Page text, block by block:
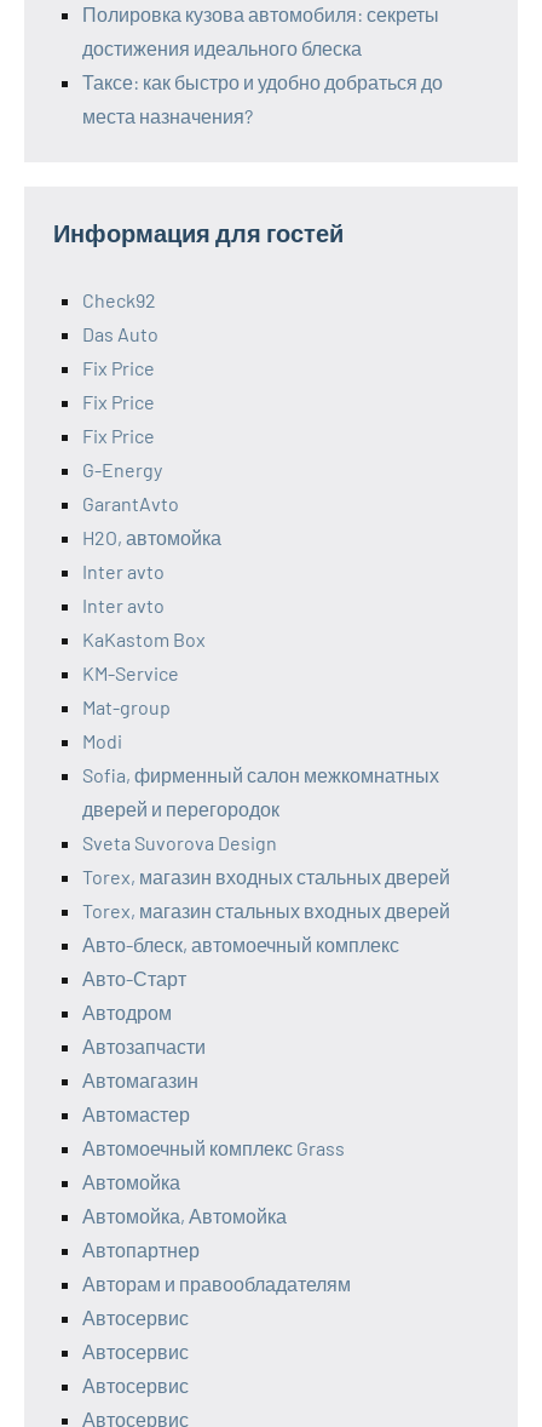
Полировка кузова автомобиля: секреты
достижения идеального блеска
Таксе: как быстро и удобно добраться до
места назначения?
Информация для гостей
Check92
Das Auto
Fix Price
Fix Price
Fix Price
G-Energy
GarantAvto
H2O, автомойка
Inter avto
Inter avto
KaKastom Box
KM-Service
Mat-group
Modi
Sofia, фирменный салон межкомнатных
дверей и перегородок
Sveta Suvorova Design
Torex, магазин входных стальных дверей
Torex, магазин стальных входных дверей
Авто-блеск, автомоечный комплекс
Авто-Старт
Автодром
Автозапчасти
Автомагазин
Автомастер
Автомоечный комплекс Grass
Автомойка
Автомойка, Автомойка
Автопартнер
Авторам и правообладателям
Автосервис
Автосервис
Автосервис
Автосервис